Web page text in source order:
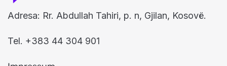
Adresa: Rr. Abdullah Tahiri, p. n, Gjilan, Kosovë.
Tel. +383 44 304 901